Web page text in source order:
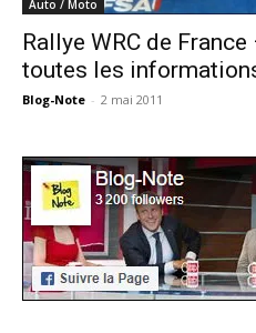
Auto / Moto
Rallye WRC de
toutes les
Blog-Note - 2 mai 2011